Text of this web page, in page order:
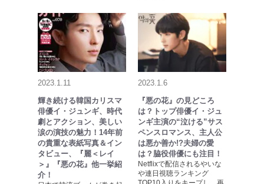
2023.1.11
輝き続ける韓国カリスマ
俳優イ・ジュンギ、時代
劇とアクション、美しい
涙の演技の魅力！14年前
の貴重な表紙写真＆イン
タビュー、『麗＜レイ
＞』『悪の花』他一挙紹
介！
2023.1.6
『悪の花』の見どころ
は？トップ俳優イ・ジュ
ンギ主演の“泣ける”サス
ペンスロマンス、主人公
は悪か善か!?夫婦の愛
は？脇役俳優にも注目！
Netflixで配信されるやいな
や連日視聴ランキング